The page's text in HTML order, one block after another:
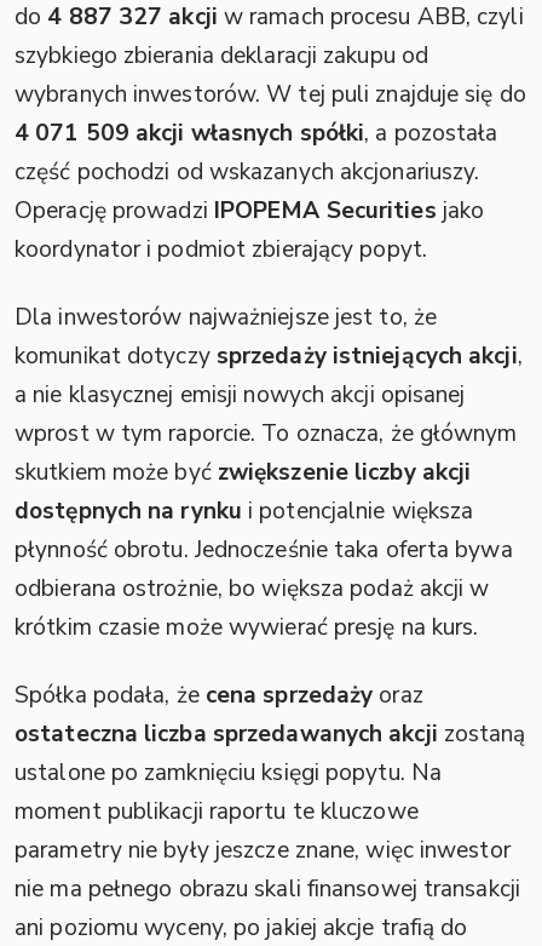
do 4 887 327 akcji w ramach procesu ABB, czyli
szybkiego zbierania deklaracji zakupu od
wybranych inwestorów. W tej puli znajduje się do
4 071 509 akcji własnych spółki, a pozostała
część pochodzi od wskazanych akcjonariuszy.
Operację prowadzi IPOPEMA Securities jako
koordynator i podmiot zbierający popyt.
Dla inwestorów najważniejsze jest to, że
komunikat dotyczy sprzedaży istniejących akcji,
a nie klasycznej emisji nowych akcji opisanej
wprost w tym raporcie. To oznacza, że głównym
skutkiem może być zwiększenie liczby akcji
dostępnych na rynku i potencjalnie większa
płynność obrotu. Jednocześnie taka oferta bywa
odbierana ostrożnie, bo większa podaż akcji w
krótkim czasie może wywierać presję na kurs.
Spółka podała, że cena sprzedaży oraz
ostateczna liczba sprzedawanych akcji zostaną
ustalone po zamknięciu księgi popytu. Na
moment publikacji raportu te kluczowe
parametry nie były jeszcze znane, więc inwestor
nie ma pełnego obrazu skali finansowej transakcji
ani poziomu wyceny, po jakiej akcje trafią do